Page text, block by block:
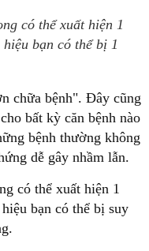
có thể xuất hiện 1
bạn có thể bị 1
chữa bệnh". Đây cũng
bất kỳ căn bệnh nào
bệnh thường không
dễ gây nhầm lẫn.
có thể xuất hiện 1
bạn có thể bị suy